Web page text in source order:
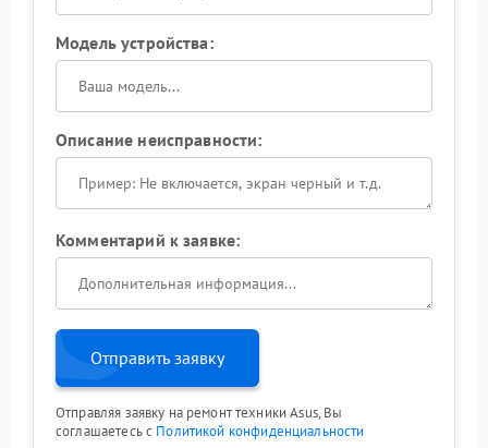
Модель устройства:
Описание неисправности:
Комментарий к заявке:
Отправить заявку
Отправляя заявку на ремонт техники Asus, Вы
соглашаетесь с Политикой конфиденциальности